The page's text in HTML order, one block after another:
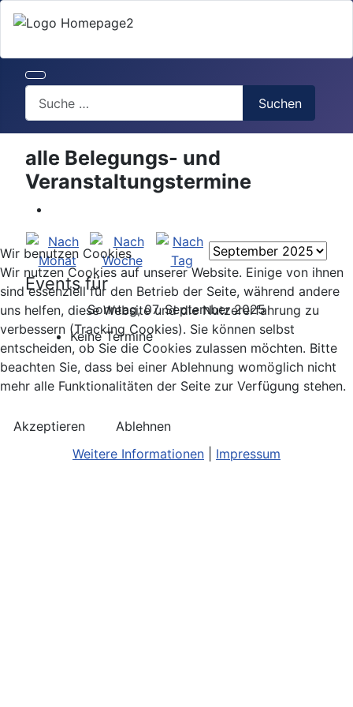
Suchen
alle Belegungs- und
Veranstaltungstermine
Events für
Sonntag, 07. September 2025
Keine Termine
Wir benutzen Cookies
Wir nutzen Cookies auf unserer Website. Einige von ihnen
sind essenziell für den Betrieb der Seite, während andere
uns helfen, diese Website und die Nutzererfahrung zu
verbessern (Tracking Cookies). Sie können selbst
entscheiden, ob Sie die Cookies zulassen möchten. Bitte
beachten Sie, dass bei einer Ablehnung womöglich nicht
mehr alle Funktionalitäten der Seite zur Verfügung stehen.
Akzeptieren
Ablehnen
Weitere Informationen
Impressum